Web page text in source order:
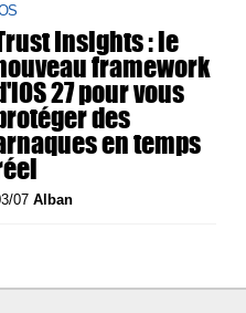
Insights : le
framework
27 pour vous
des
en temps
07Alban